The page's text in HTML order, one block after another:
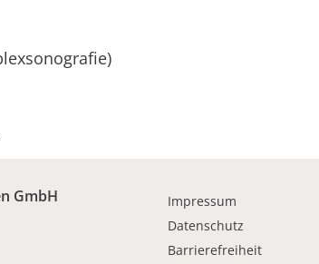
GmbH
Impressum
Datenschutz
Barrierefreiheit